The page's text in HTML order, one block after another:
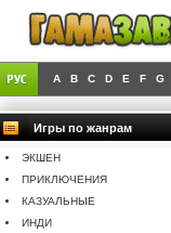
A B C D E F G
Игры по жанрам
ЭКШЕН
ПРИКЛЮЧЕНИЯ
КАЗУАЛЬНЫЕ
ИНДИ